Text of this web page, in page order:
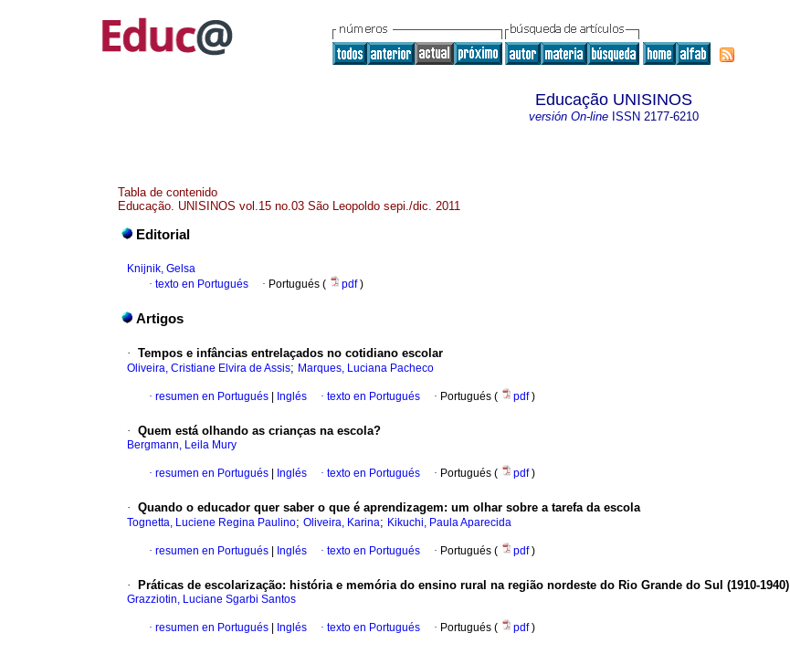
Educação UNISINOS
versión On-line ISSN 2177-6210
Tabla de contenido
Educação. UNISINOS vol.15 no.03 São Leopoldo sepi./dic. 2011
Editorial
Knijnik, Gelsa
· texto en Portugués · Portugués ( pdf)
Artigos
· Tempos e infâncias entrelaçados no cotidiano escolar
Oliveira, Cristiane Elvira de Assis; Marques, Luciana Pacheco
· resumen en Portugués Inglés · texto en Portugués · Portugués ( pdf)
· Quem está olhando as crianças na escola?
Bergmann, Leila Mury
· resumen en Portugués Inglés · texto en Portugués · Portugués ( pdf)
· Quando o educador quer saber o que é aprendizagem: um olhar sobre a tarefa da escola
Tognetta, Luciene Regina Paulino; Oliveira, Karina; Kikuchi, Paula Aparecida
· resumen en Portugués Inglés · texto en Portugués · Portugués ( pdf)
· Práticas de escolarização: história e memória do ensino rural na região nordeste do Rio Grande do Sul (1910-1940)
Grazziotin, Luciane Sgarbi Santos
· resumen en Portugués Inglés · texto en Portugués · Portugués ( pdf)